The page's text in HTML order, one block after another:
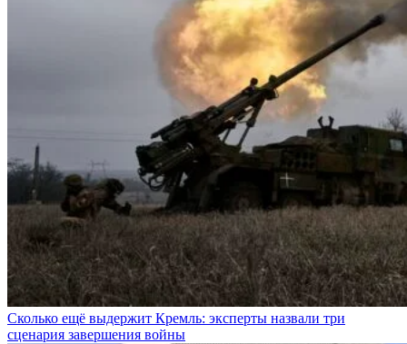
Сколько ещё выдержит Кремль: эксперты назвали три
сценария завершения войны